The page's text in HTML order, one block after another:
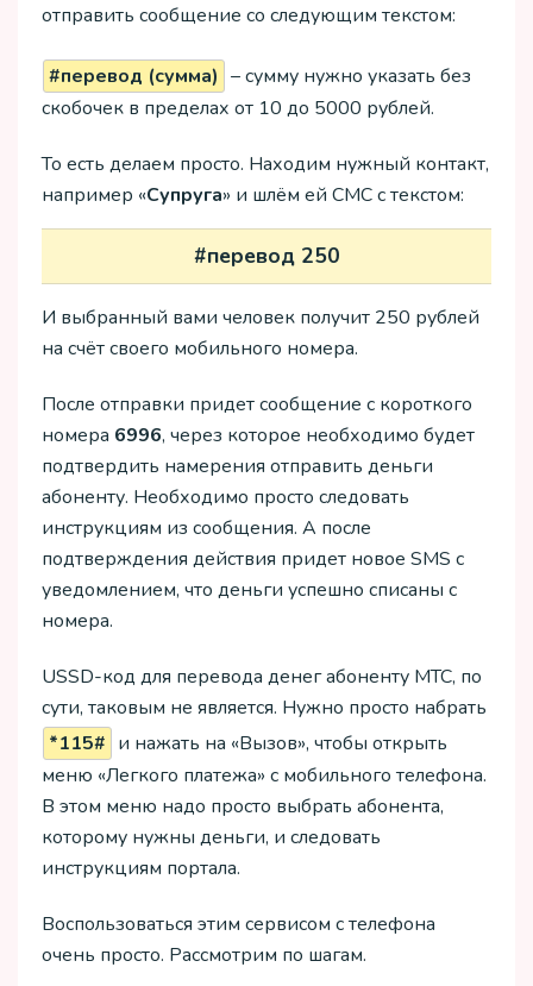
отправить сообщение со следующим текстом:
#перевод (сумма) – сумму нужно указать без
скобочек в пределах от 10 до 5000 рублей.
То есть делаем просто. Находим нужный контакт,
например «Супруга» и шлём ей СМС с текстом:
#перевод 250
И выбранный вами человек получит 250 рублей
на счёт своего мобильного номера.
После отправки придет сообщение с короткого
номера 6996, через которое необходимо будет
подтвердить намерения отправить деньги
абоненту. Необходимо просто следовать
инструкциям из сообщения. А после
подтверждения действия придет новое SMS с
уведомлением, что деньги успешно списаны с
номера.
USSD-код для перевода денег абоненту МТС, по
сути, таковым не является. Нужно просто набрать
*115# и нажать на «Вызов», чтобы открыть
меню «Легкого платежа» с мобильного телефона.
В этом меню надо просто выбрать абонента,
которому нужны деньги, и следовать
инструкциям портала.
Воспользоваться этим сервисом с телефона
очень просто. Рассмотрим по шагам.